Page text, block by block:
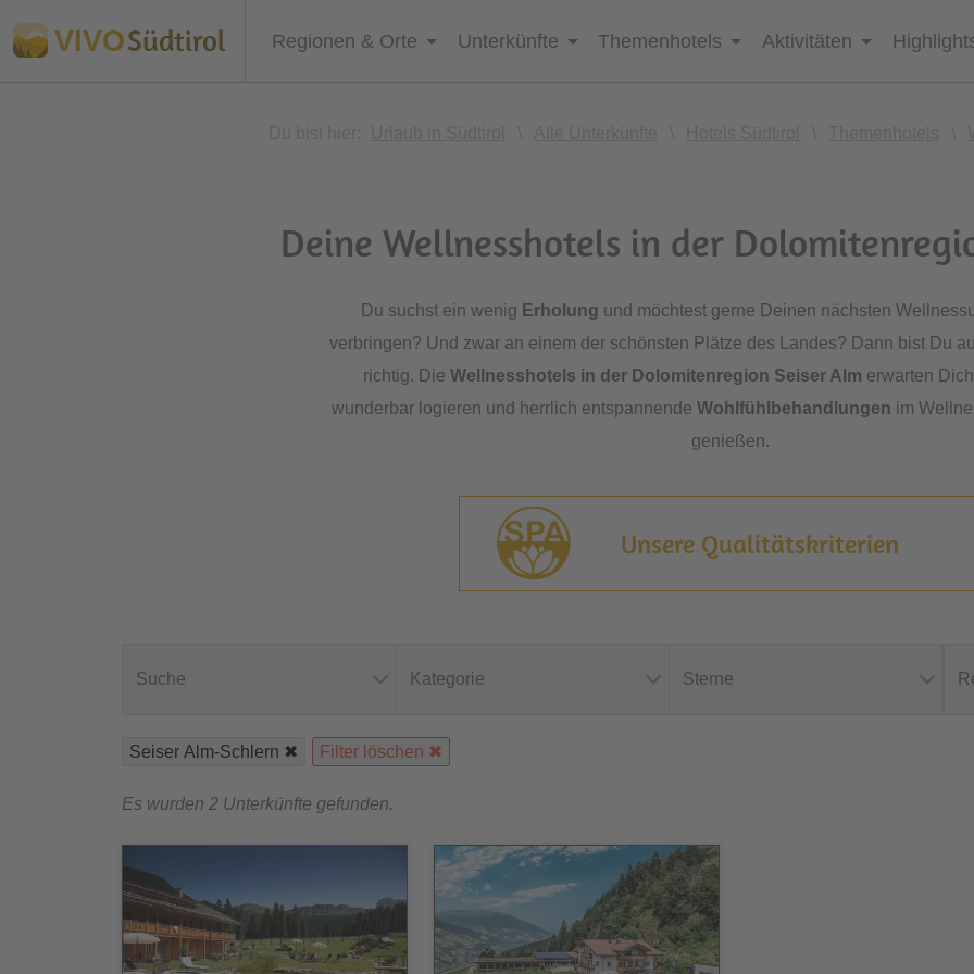
VIVOSüdtirol Regionen & Orte Unterkünfte Themenhotels Aktivitäten
Deine Wellnesshotels in der
Du suchst ein wenig Erholung und möchtest gerne Deinen nächsten
verbringen? Und zwar an einem der schönsten Plätze des Landes? Dann bist Du
richtig. Die Wellnesshotels in der Dolomitenregion Seiser Alm erwarten
wunderbar logieren und herrlich entspannendeWohlfühlbehandlungen im
genießen.
Unsere Qualitätskriterien
Suche Kategorie Sterne
Seiser Alm-Schlern Filter löschen
Es wurden 2 Unterkünfte gefunden.